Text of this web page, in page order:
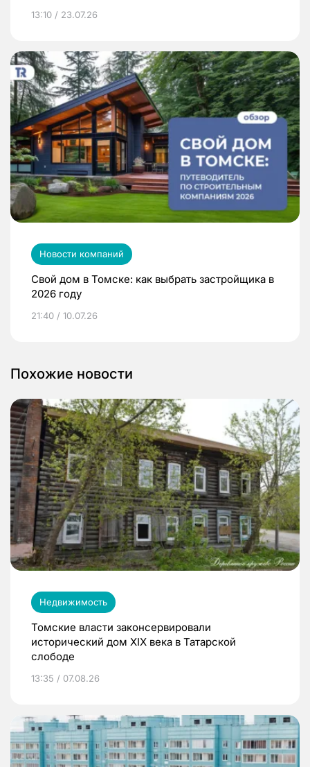
13:10 / 23.07.26
Новости компаний
Свой дом в Томске: как выбрать застройщика в
2026 году
21:40 / 10.07.26
Похожие новости
Недвижимость
Томские власти законсервировали
исторический дом XIX века в Татарской
слободе
13:35 / 07.08.26